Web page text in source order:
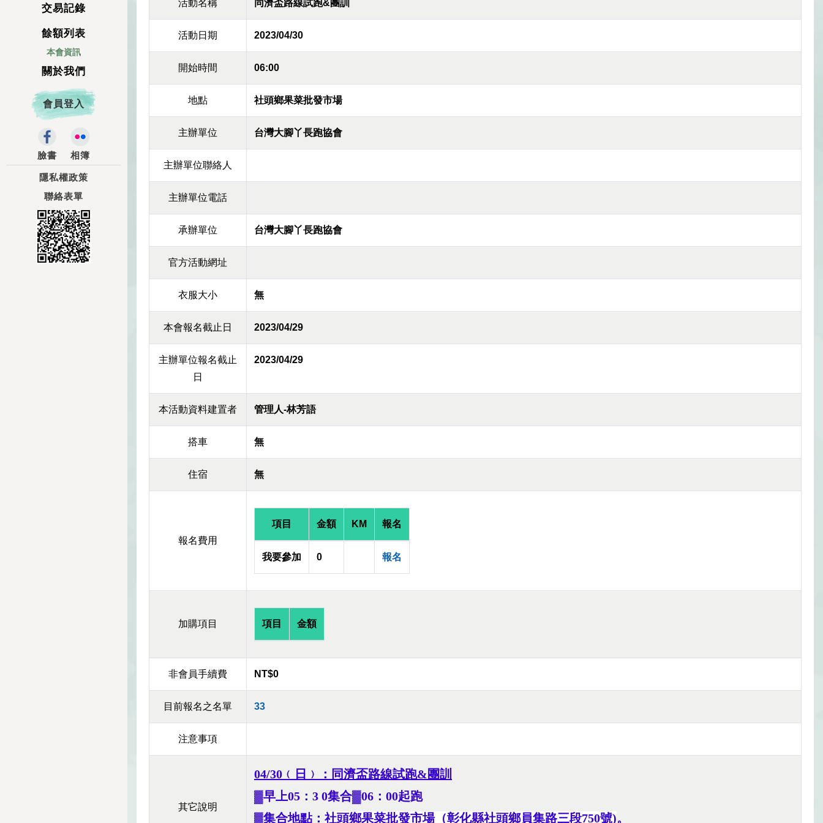
交易記錄
餘額列表
本會資訊
關於我們
會員登入
臉書 相簿
隱私權政策
聯絡表單
活動名稱 同濟盃路線試跑&團訓
活動日期 2023/04/30
開始時間 06:00
地點 社頭鄉果菜批發市場
主辦單位 台灣大腳丫長跑協會
主辦單位聯絡人
主辦單位電話
承辦單位 台灣大腳丫長跑協會
官方活動網址
衣服大小 無
本會報名截止日 2023/04/29
主辦單位報名截止
日
2023/04/29
本活動資料建置者 管理人-林芳語
搭車 無
住宿 無
報名費用
項目 金額 KM 報名
我要參加 0 報名
加購項目 項目 金額
非會員手續費 NT$0
目前報名之名單 33
注意事項
其它說明
04/30﹙日﹚：同濟盃路線試跑&團訓
▓早上05：3 0集合▓06：00起跑
▓集合地點： 社頭鄉果菜批發市場（彰化縣社頭鄉員集路三段750號)。